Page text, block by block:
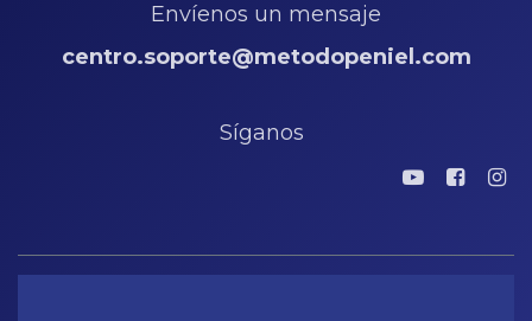
Envíenos un mensaje
centro.soporte@metodopeniel.com
Síganos